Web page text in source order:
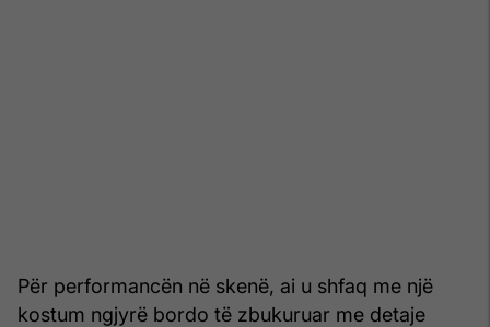
Për performancën në skenë, ai u shfaq me një
kostum ngjyrë bordo të zbukuruar me detaje